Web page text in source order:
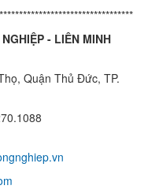
- LIÊN MINH
Quận Thủ Đức, TP.